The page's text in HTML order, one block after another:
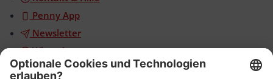
Penny App
Newsletter
WhatsApp
App